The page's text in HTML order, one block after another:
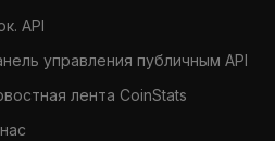
API
управления публичным API
лента CoinStats